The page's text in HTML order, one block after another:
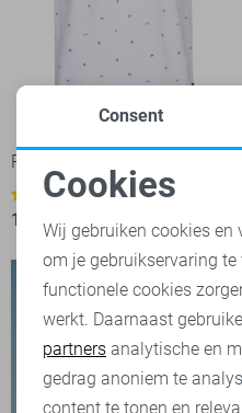
Petrol Industries T-shirt
1
15,00 29,99
Noodzakelijke cookies
Personalisatie cookies
Analytische cookies
Marketing cookies
Consent
Cookies
Wij gebruiken cookies en
om je gebruikservaring te
functionele cookies
werkt. Daarnaast
partners analytische en
gedrag anoniem te
content te tonen en